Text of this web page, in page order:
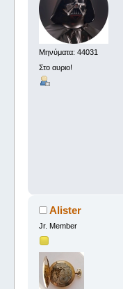
Μηνύματα: 44031
Στο αυριο!
Alister
Jr. Member